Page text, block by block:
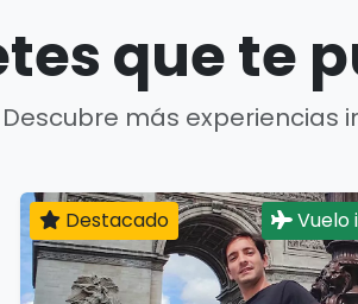
que te
Descubre más experiencias
Destacado Vuelo